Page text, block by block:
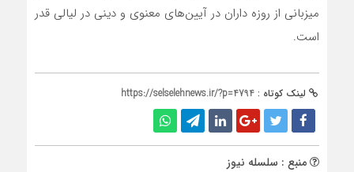
میزبانی از روزه داران در آیین‌های معنوی و دینی در لیالی قدر
است.
لینک کوتاه : https://selselehnews.ir/?p=4794
منبع : سلسله نیوز